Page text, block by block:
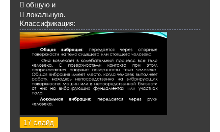
 общую и
 локальную.
Классификация:
17 слайд